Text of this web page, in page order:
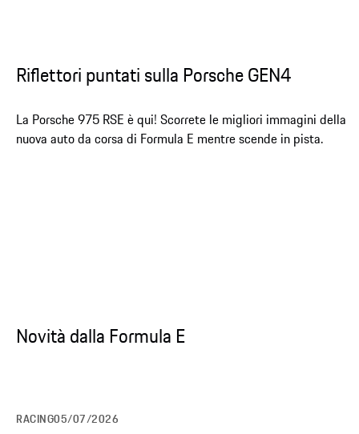
Riflettori puntati sulla Porsche GEN4
La Porsche 975 RSE è qui! Scorrete le migliori immagini della
nuova auto da corsa di Formula E mentre scende in pista.
Novità dalla Formula E
RACING05/07/2026